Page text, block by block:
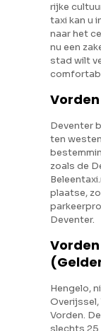
rijke
taxi kan u
naar het
nu een
stad wilt
Deventer
ten
zoals de
plaatse,
Deventer.
Hengelo,
Vorden.
slechts 25